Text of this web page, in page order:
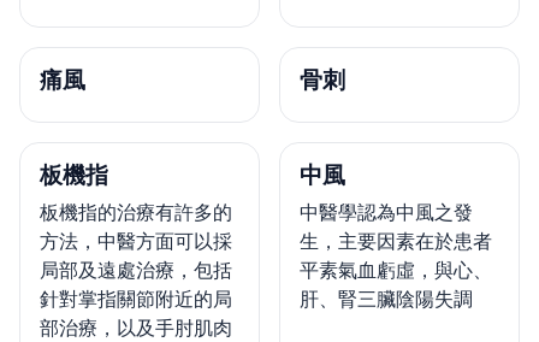
痛風 骨刺
板機指
板機指的治療有許多的
方法，中醫方面可以採
局部及遠處治療，包括
針對掌指關節附近的局
部治療，以及手肘肌肉
中風
中醫學認為中風之發
生，主要因素在於患者
平素氣血虧虛，與心、
肝、腎三臟陰陽失調